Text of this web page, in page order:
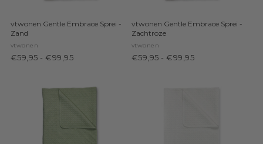
vtwonen Gentle Embrace Sprei -
Zand
vtwonen
€59,95 - €99,95
vtwonen Gentle Embrace Sprei -
Zachtroze
vtwonen
€59,95 - €99,95